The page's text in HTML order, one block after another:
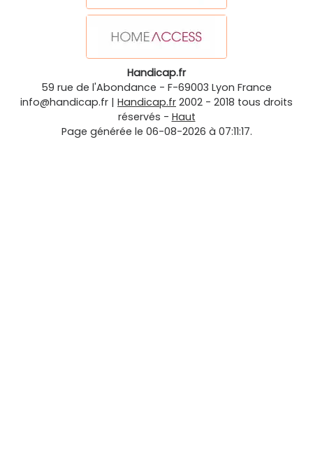
Handicap.fr
59 rue de l'Abondance - F-69003 Lyon France
info@handicap.fr | Handicap.fr 2002 - 2018 tous droits
réservés - Haut
Page générée le 06-08-2026 à 07:11:17.